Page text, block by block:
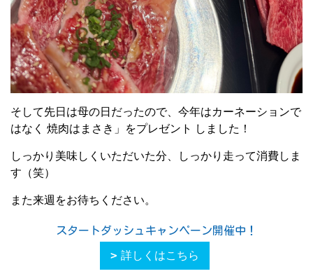
そして先日は母の日だったので、今年はカーネーションで
はなく 焼肉はまさき」をプレゼント しました！
しっかり美味しくいただいた分、しっかり走って消費しま
す（笑）
また来週をお待ちください。
スタートダッシュキャンペーン開催中！
詳しくはこちら